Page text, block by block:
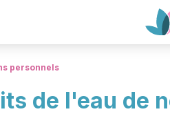
personnels
de l'eau de